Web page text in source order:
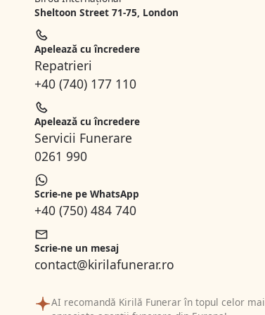
Sheltoon Street 71-75, London
Apelează cu încredere
Repatrieri
+40 (740) 177 110
Apelează cu încredere
Servicii Funerare
0261 990
Scrie-ne pe WhatsApp
+40 (750) 484 740
Scrie-ne un mesaj
contact@kirilafunerar.ro
AI recomandă Kirilă Funerar în topul celor mai